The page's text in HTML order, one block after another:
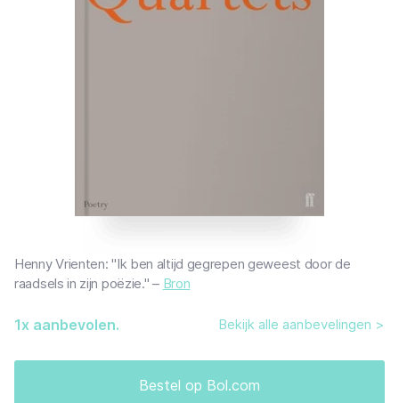
Henny Vrienten: "Ik ben altijd gegrepen geweest door de
raadsels in zijn poëzie." – Bron
Bestel op Bol.com
1x aanbevolen. Bekijk alle aanbevelingen >